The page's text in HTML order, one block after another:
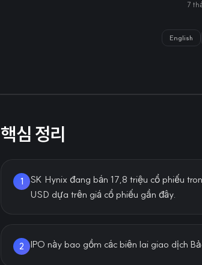
7
English
핵심 정리
1
SK Hynix đang bán 17,8 triệu cổ phiếu
USD dựa trên giá cổ phiếu gần đây.
2 IPO này bao gồm các biên lai giao dịch